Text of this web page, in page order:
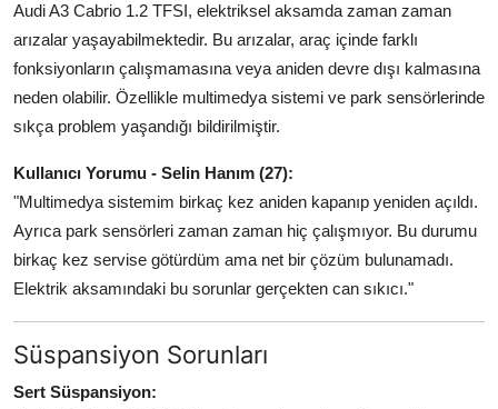
Audi A3 Cabrio 1.2 TFSI, elektriksel aksamda zaman zaman
arızalar yaşayabilmektedir. Bu arızalar, araç içinde farklı
fonksiyonların çalışmamasına veya aniden devre dışı kalmasına
neden olabilir. Özellikle multimedya sistemi ve park sensörlerinde
sıkça problem yaşandığı bildirilmiştir.
Kullanıcı Yorumu - Selin Hanım (27):
"Multimedya sistemim birkaç kez aniden kapanıp yeniden açıldı.
Ayrıca park sensörleri zaman zaman hiç çalışmıyor. Bu durumu
birkaç kez servise götürdüm ama net bir çözüm bulunamadı.
Elektrik aksamındaki bu sorunlar gerçekten can sıkıcı."
Süspansiyon Sorunları
Sert Süspansiyon: